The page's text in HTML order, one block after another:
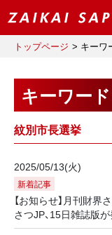
トップページ キーワ
キーワード
紋別市長選挙
2025/05/13(火)
新着記事
【お知らせ】月刊財
さつJP、15日雑誌版が